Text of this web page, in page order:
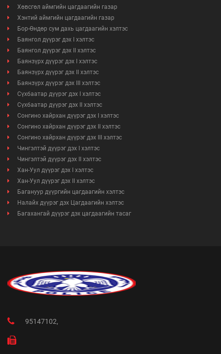
Хөвсгөл аймгийн цагдаагийн газар
Хэнтий аймгийн цагдаагийн газар
Бор-Өндөр сум дахь цагдаагийн хэлтэс
Баянгол дүүрэг дэх I хэлтэс
Баянгол дүүрэг дэх II хэлтэс
Баянзүрх дүүрэг дэх I хэлтэс
Баянзүрх дүүрэг дэх II хэлтэс
Баянзүрх дүүрэг дэх III хэлтэс
Сүхбаатар дүүрэг дэх I хэлтэс
Сүхбаатар дүүрэг дэх II хэлтэс
Сонгино хайрхан дүүрэг дэх I хэлтэс
Сонгино хайрхан дүүрэг дэх II хэлтэс
Сонгино хайрхан дүүрэг дэх III хэлтэс
Чингэлтэй дүүрэг дэх I хэлтэс
Чингэлтэй дүүрэг дэх II хэлтэс
Хан-Уул дүүрэг дэх I хэлтэс
Хан-Уул дүүрэг дэх II хэлтэс
Багануур дүүргийн цагдаагийн хэлтэс
Налайх дүүрэг дэх Цагдаагийн хэлтэс
Багахангай дүүрэг дэх цагдаагийн тасаг
95147102,